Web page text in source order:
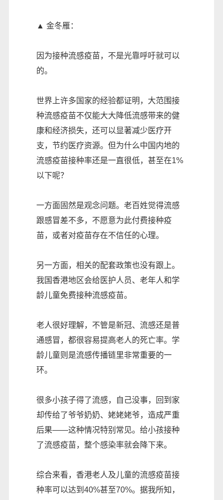
▲ 金冬雁：
因为接种流感疫苗，不是光靠呼吁就可以
的。
世界上许多国家的经验都证明，大范围接
种流感疫苗不仅能大大降低流感带来的健
康和经济损失，还可以显著减少医疗开
支，节约医疗资源。但为什么中国内地的
流感疫苗接种率还是一直很低，甚至在1%
以下呢？
一方面固然是观念问题。老百姓觉得流感
跟感冒差不多，不愿意为此付费接种疫
苗，或者对疫苗存在不信任的心理。
另一方面，相关的配套政策也没有跟上。
我国香港地区会给医护人员、老年人和学
龄儿童免费接种流感疫苗。
老人很好理解，不管是新冠、流感还是普
通感冒，都很容易提高老人的死亡率。学
龄儿童则是流感传播链里非常重要的一
环。
很多小孩子得了流感，自己没事，回到家
却传给了爷爷奶奶、姥姥姥爷，造成严重
后果——这种情况特别常见。给小孩接种
了流感疫苗，整个感染率就会降下来。
综合来看，香港老人及儿童的流感疫苗接
种率可以达到40%甚至70%。据我所知，